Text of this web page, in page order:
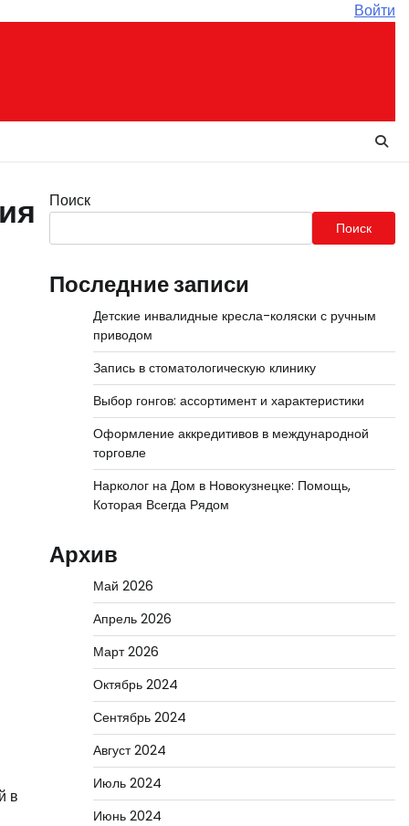
Войти
в
Поиск
Поиск
Последние записи
Детские инвалидные кресла-коляски с ручным
приводом
Запись в стоматологическую клинику
Выбор гонгов: ассортимент и характеристики
Оформление аккредитивов в международной
торговле
Нарколог на Дом в Новокузнецке: Помощь,
Которая Всегда Рядом
Архив
Май 2026
Апрель 2026
Март 2026
Октябрь 2024
Сентябрь 2024
Август 2024
Июль 2024
Июнь 2024